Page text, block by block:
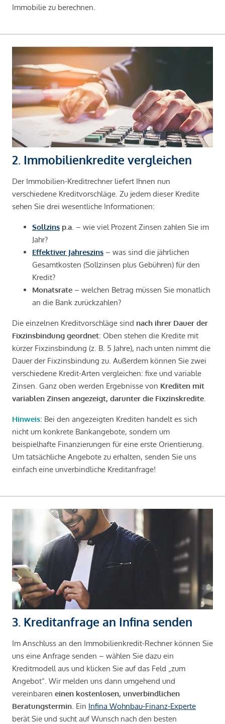
Immobilie zu berechnen.
2. Immobilienkredite vergleichen
Der Immobilien-Kreditrechner liefert Ihnen nun
verschiedene Kreditvorschläge. Zu jedem dieser Kredite
sehen Sie drei wesentliche Informationen:
Sollzins p.a . – wie viel Prozent Zinsen zahlen Sie im
Jahr?
Effektiver Jahreszins – was sind die jährlichen
Gesamtkosten (Sollzinsen plus Gebühren) für den
Kredit?
Monatsrate – welchen Betrag müssen Sie monatlich
an die Bank zurückzahlen?
Die einzelnen Kreditvorschläge sind nach ihrer Dauer der
Fixzinsbindung geordnet: Oben stehen die Kredite mit
kürzer Fixzinsbindung (z. B. 5 Jahre), nach unten nimmt die
Dauer der Fixzinsbindung zu. Außerdem können Sie zwei
verschiedene Kredit-Arten vergleichen: fixe und variable
Zinsen. Ganz oben werden Ergebnisse von Krediten mit
variablen Zinsen angezeigt, darunter die Fixzinskredite
Hinweis: Bei den angezeigten Krediten handelt es sich
nicht um konkrete Bankangebote, sondern um
beispielhafte Finanzierungen für eine erste Orientierung.
Um tatsächliche Angebote zu erhalten, senden Sie uns
einfach eine unverbindliche Kreditanfrage!
3. Kreditanfrage an Infina senden
Im Anschluss an den Immobilienkredit-Rechner können Sie
uns eine Anfrage senden – wählen Sie dazu ein
Kreditmodell aus und klicken Sie auf das Feld „zum
Angebot“. Wir melden uns dann umgehend und
vereinbaren einen kostenlosen, unverbindlichen
Beratungstermin . Ein Infina Wohnbau-Finanz-Experte
berät Sie und sucht auf Wunsch nach den besten